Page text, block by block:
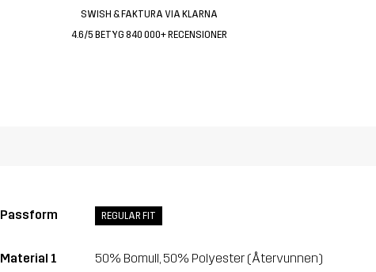
SWISH & FAKTURA VIA KLARNA
4.6/5 BETYG 840 000+ RECENSIONER
Passform REGULAR FIT
Material 1 50% Bomull, 50% Polyester (Återvunnen)